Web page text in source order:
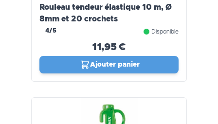
Rouleau tendeur élastique 10 m, Ø
8mm et 20 crochets
4/5 Disponible
11,95 €
Ajouter panier